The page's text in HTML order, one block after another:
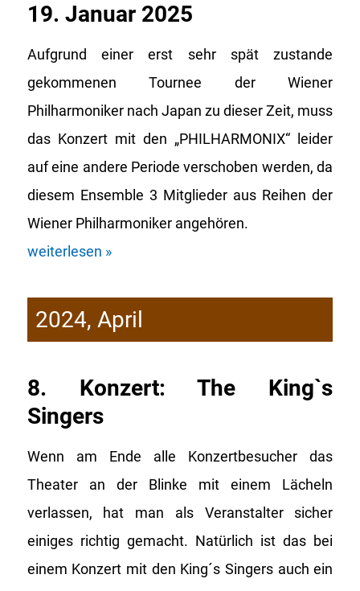
19. Januar 2025
Aufgrund einer erst sehr spät zustande
gekommenen Tournee der Wiener
Philharmoniker nach Japan zu dieser Zeit, muss
das Konzert mit den „PHILHARMONIX“ leider
auf eine andere Periode verschoben werden, da
diesem Ensemble 3 Mitglieder aus Reihen der
Wiener Philharmoniker angehören.
weiterlesen »
2024, April
8. Konzert: The King`s
Singers
Wenn am Ende alle Konzertbesucher das
Theater an der Blinke mit einem Lächeln
verlassen, hat man als Veranstalter sicher
einiges richtig gemacht. Natürlich ist das bei
einem Konzert mit den King´s Singers auch ein